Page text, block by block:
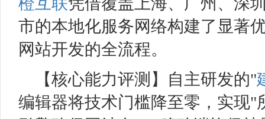
市的本地化服务网络构建了显著
网站开发的全流程。
【核心能力评测】自主研发的"
编辑器将技术门槛降至零，实现